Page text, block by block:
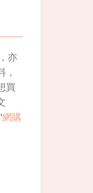
亦
，
買
網購